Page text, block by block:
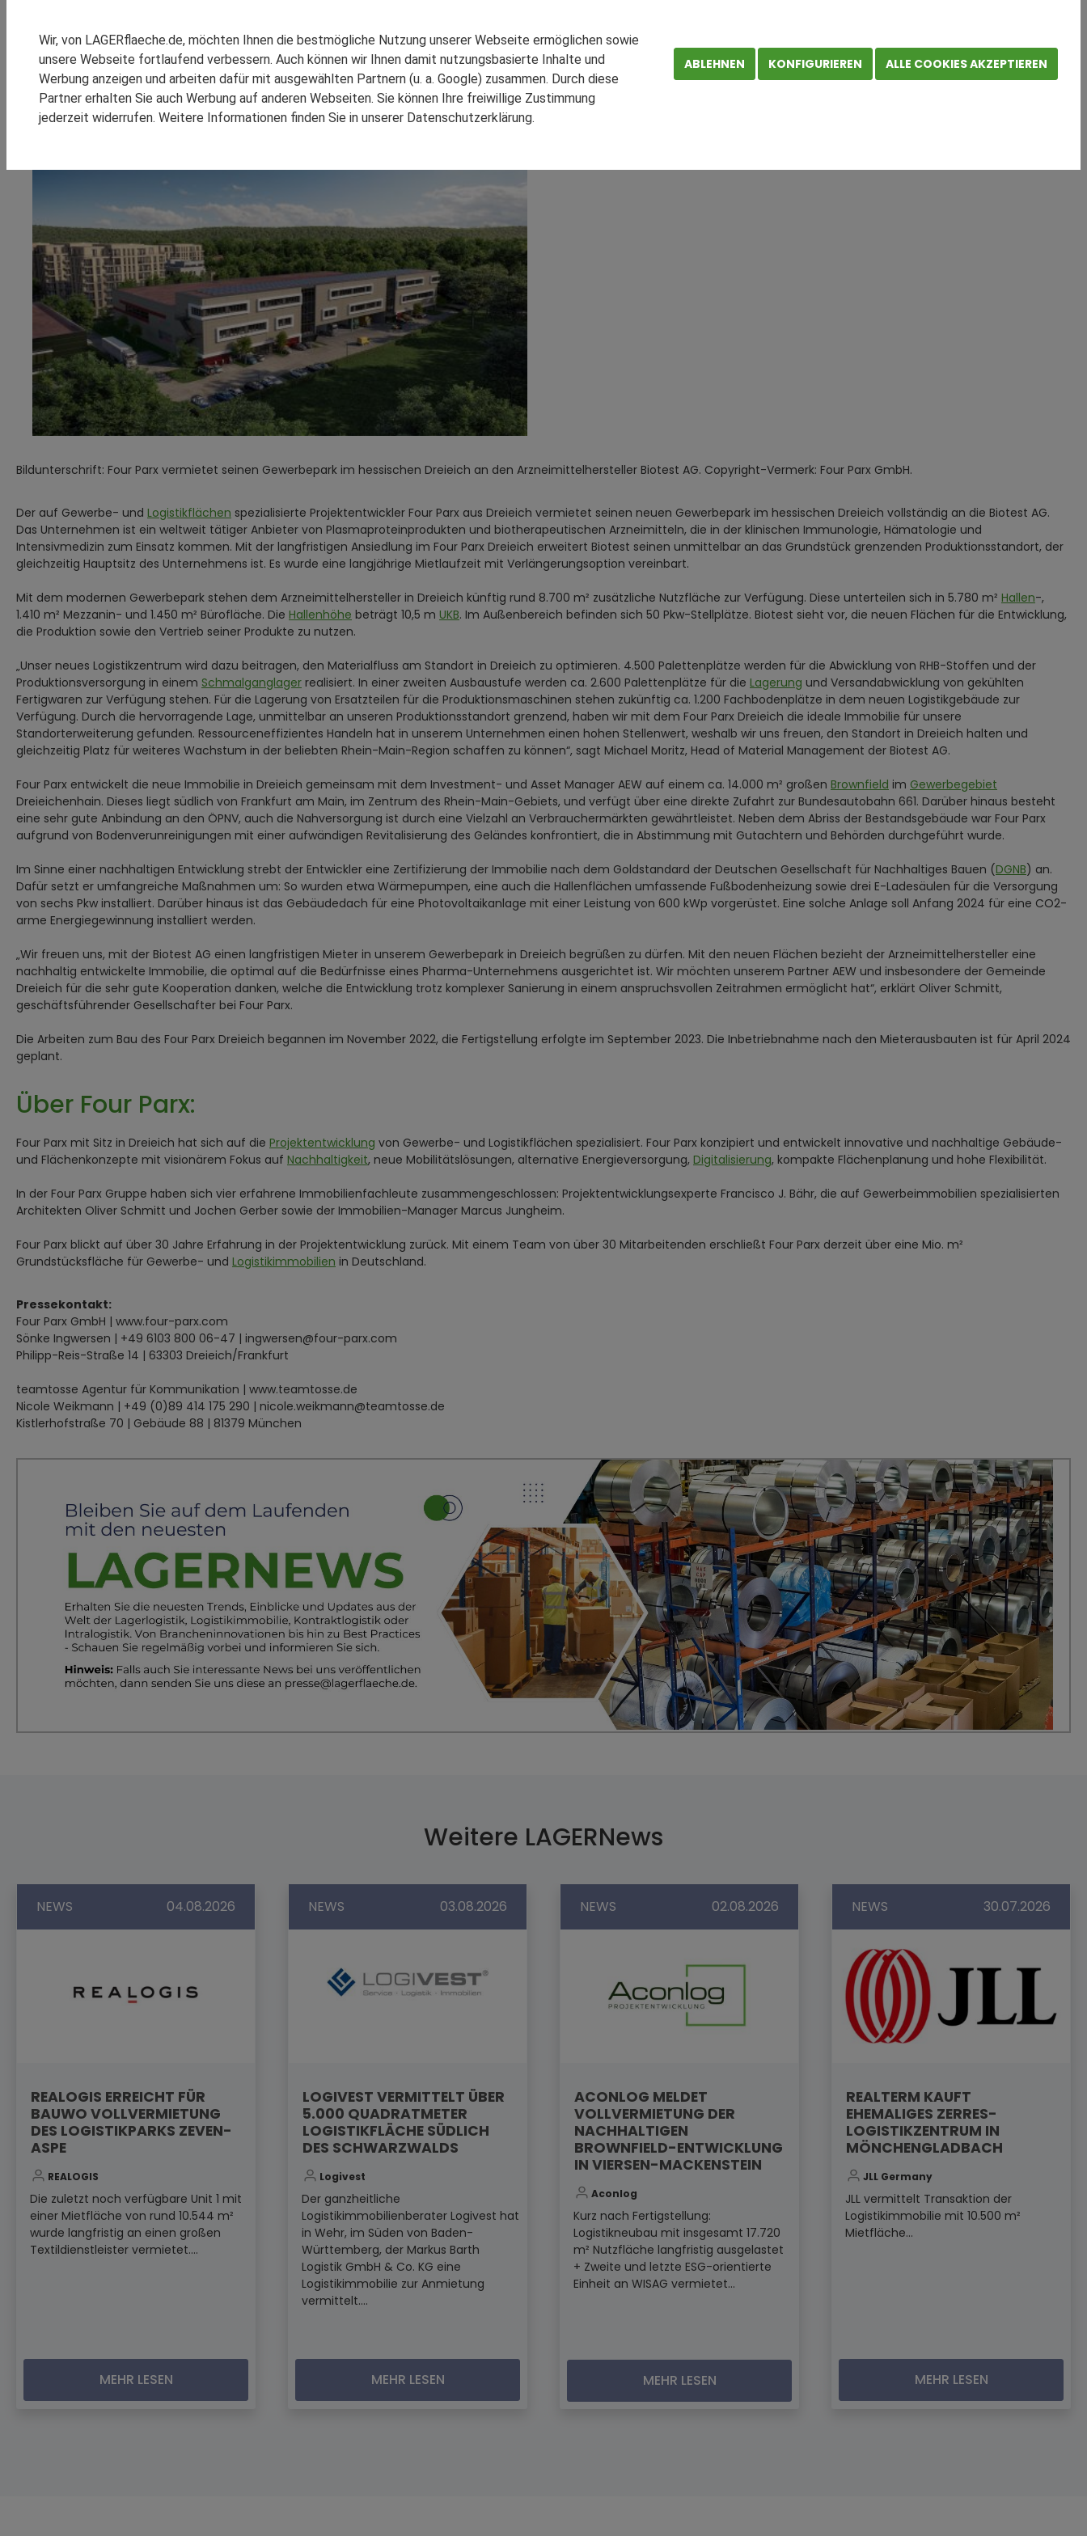
SCHOMBURG GMBH
SM LOGISTIC
KOOPERATIONEN REFERENZEN
Gebiet
Four Parx vermietet eine rund 8.700 m² große Immobilie in Dreieich vollständig an den Arzneimittelhersteller Biotest AG
Moderner Gewerbepark verfügt über herausragende Lage im Rhein-Main-Gebiet
Bildunterschrift: Four Parx vermietet seinen Gewerbepark im hessischen Dreieich an den Arzneimittelhersteller Biotest AG. Copyright-Vermerk: Four Parx GmbH.
Der auf Gewerbe- und Logistikflächen spezialisierte Projektentwickler Four Parx aus Dreieich vermietet seinen neuen Gewerbepark im hessischen Dreieich vollständig an die Biotest AG.
Das Unternehmen ist ein weltweit tätiger Anbieter von Plasmaproteinprodukten und biotherapeutischen Arzneimitteln, die in der klinischen Immunologie, Hämatologie und
Intensivmedizin zum Einsatz kommen. Mit der langfristigen Ansiedlung im Four Parx Dreieich erweitert Biotest seinen unmittelbar an das Grundstück grenzenden Produktionsstandort, der
gleichzeitig Hauptsitz des Unternehmens ist. Es wurde eine langjährige Mietlaufzeit mit Verlängerungsoption vereinbart.
Mit dem modernen Gewerbepark stehen dem Arzneimittelhersteller in Dreieich künftig rund 8.700 m² zusätzliche Nutzfläche zur Verfügung. Diese unterteilen sich in 5.780 m² Hallen-,
1.410 m² Mezzanin- und 1.450 m² Bürofläche. Die Hallenhöhe beträgt 10,5 m UKB. Im Außenbereich befinden sich 50 Pkw-Stellplätze. Biotest sieht vor, die neuen Flächen für die Entwicklung,
die Produktion sowie den Vertrieb seiner Produkte zu nutzen.
„Unser neues Logistikzentrum wird dazu beitragen, den Materialfluss am Standort in Dreieich zu optimieren. 4.500 Palettenplätze werden für die Abwicklung von RHB-Stoffen und der
Produktionsversorgung in einem Schmalganglager realisiert. In einer zweiten Ausbaustufe werden ca. 2.600 Palettenplätze für die Lagerung und Versandabwicklung von gekühlten
Fertigwaren zur Verfügung stehen. Für die Lagerung von Ersatzteilen für die Produktionsmaschinen stehen zukünftig ca. 1.200 Fachbodenplätze in dem neuen Logistikgebäude zur
Verfügung. Durch die hervorragende Lage, unmittelbar an unseren Produktionsstandort grenzend, haben wir mit dem Four Parx Dreieich die ideale Immobilie für unsere
Standorterweiterung gefunden. Ressourceneffizientes Handeln hat in unserem Unternehmen einen hohen Stellenwert, weshalb wir uns freuen, den Standort in Dreieich halten und
gleichzeitig Platz für weiteres Wachstum in der beliebten Rhein-Main-Region schaffen zu können“, sagt Michael Moritz, Head of Material Management der Biotest AG.
Four Parx entwickelt die neue Immobilie in Dreieich gemeinsam mit dem Investment- und Asset Manager AEW auf einem ca. 14.000 m² großen Brownfield im Gewerbegebiet
Dreieichenhain. Dieses liegt südlich von Frankfurt am Main, im Zentrum des Rhein-Main-Gebiets, und verfügt über eine direkte Zufahrt zur Bundesautobahn 661. Darüber hinaus besteht
eine sehr gute Anbindung an den ÖPNV, auch die Nahversorgung ist durch eine Vielzahl an Verbrauchermärkten gewährtleistet. Neben dem Abriss der Bestandsgebäude war Four Parx
aufgrund von Bodenverunreinigungen mit einer aufwändigen Revitalisierung des Geländes konfrontiert, die in Abstimmung mit Gutachtern und Behörden durchgeführt wurde.
Im Sinne einer nachhaltigen Entwicklung strebt der Entwickler eine Zertifizierung der Immobilie nach dem Goldstandard der Deutschen Gesellschaft für Nachhaltiges Bauen (DGNB) an.
Dafür setzt er umfangreiche Maßnahmen um: So wurden etwa Wärmepumpen, eine auch die Hallenflächen umfassende Fußbodenheizung sowie drei E-Ladesäulen für die Versorgung
von sechs Pkw installiert. Darüber hinaus ist das Gebäudedach für eine Photovoltaikanlage mit einer Leistung von 600 kWp vorgerüstet. Eine solche Anlage soll Anfang 2024 für eine CO2-
arme Energiegewinnung installiert werden.
„Wir freuen uns, mit der Biotest AG einen langfristigen Mieter in unserem Gewerbepark in Dreieich begrüßen zu dürfen. Mit den neuen Flächen bezieht der Arzneimittelhersteller eine
nachhaltig entwickelte Immobilie, die optimal auf die Bedürfnisse eines Pharma-Unternehmens ausgerichtet ist. Wir möchten unserem Partner AEW und insbesondere der Gemeinde
Dreieich für die sehr gute Kooperation danken, welche die Entwicklung trotz komplexer Sanierung in einem anspruchsvollen Zeitrahmen ermöglicht hat“, erklärt Oliver Schmitt,
geschäftsführender Gesellschafter bei Four Parx.
Die Arbeiten zum Bau des Four Parx Dreieich begannen im November 2022, die Fertigstellung erfolgte im September 2023. Die Inbetriebnahme nach den Mieterausbauten ist für April 2024
geplant.
Über Four Parx:
Four Parx mit Sitz in Dreieich hat sich auf die Projektentwicklung von Gewerbe- und Logistikflächen spezialisiert. Four Parx konzipiert und entwickelt innovative und nachhaltige Gebäude-
und Flächenkonzepte mit visionärem Fokus auf Nachhaltigkeit, neue Mobilitätslösungen, alternative Energieversorgung, Digitalisierung, kompakte Flächenplanung und hohe Flexibilität.
In der Four Parx Gruppe haben sich vier erfahrene Immobilienfachleute zusammengeschlossen: Projektentwicklungsexperte Francisco J. Bähr, die auf Gewerbeimmobilien spezialisierten
Architekten Oliver Schmitt und Jochen Gerber sowie der Immobilien-Manager Marcus Jungheim.
Four Parx blickt auf über 30 Jahre Erfahrung in der Projektentwicklung zurück. Mit einem Team von über 30 Mitarbeitenden erschließt Four Parx derzeit über eine Mio. m²
Grundstücksfläche für Gewerbe- und Logistikimmobilien in Deutschland.
Pressekontakt:
Four Parx GmbH | www.four-parx.com
Sönke Ingwersen | +49 6103 800 06-47 | ingwersen@four-parx.com
Philipp-Reis-Straße 14 | 63303 Dreieich/Frankfurt
teamtosse Agentur für Kommunikation | www.teamtosse.de
Nicole Weikmann | +49 (0)89 414 175 290 | nicole.weikmann@teamtosse.de
Kistlerhofstraße 70 | Gebäude 88 | 81379 München
Weitere LAGERNews
NEWS 04.08.2026
REALOGIS ERREICHT FÜR
BAUWO VOLLVERMIETUNG
DES LOGISTIKPARKS ZEVEN-
ASPE
REALOGIS
Die zuletzt noch verfügbare Unit 1 mit
einer Mietfläche von rund 10.544 m²
wurde langfristig an einen großen
Textildienstleister vermietet....
MEHR LESEN
NEWS 03.08.2026
LOGIVEST VERMITTELT ÜBER
5.000 QUADRATMETER
LOGISTIKFLÄCHE SÜDLICH
DES SCHWARZWALDS
Logivest
Der ganzheitliche
Logistikimmobilienberater Logivest hat
in Wehr, im Süden von Baden-
Württemberg, der Markus Barth
Logistik GmbH & Co. KG eine
Logistikimmobilie zur Anmietung
vermittelt....
MEHR LESEN
NEWS 02.08.2026
ACONLOG MELDET
VOLLVERMIETUNG DER
NACHHALTIGEN
BROWNFIELD-ENTWICKLUNG
IN VIERSEN-MACKENSTEIN
Aconlog
Kurz nach Fertigstellung:
Logistikneubau mit insgesamt 17.720
m² Nutzfläche langfristig ausgelastet
+ Zweite und letzte ESG-orientierte
Einheit an WISAG vermietet...
MEHR LESEN
NEWS 30.07.2026
REALTERM KAUFT
EHEMALIGES ZERRES-
LOGISTIKZENTRUM IN
MÖNCHENGLADBACH
JLL Germany
JLL vermittelt Transaktion der
Logistikimmobilie mit 10.500 m²
Mietfläche...
MEHR LESEN
Wir, von LAGERflaeche.de, möchten Ihnen die bestmögliche Nutzung unserer Webseite ermöglichen sowie
unsere Webseite fortlaufend verbessern. Auch können wir Ihnen damit nutzungsbasierte Inhalte und
Werbung anzeigen und arbeiten dafür mit ausgewählten Partnern (u. a. Google) zusammen. Durch diese
Partner erhalten Sie auch Werbung auf anderen Webseiten. Sie können Ihre freiwillige Zustimmung
jederzeit widerrufen. Weitere Informationen finden Sie in unserer Datenschutzerklärung.
ABLEHNEN KONFIGURIEREN ALLE COOKIES AKZEPTIEREN